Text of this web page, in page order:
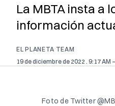
La MBTA insta a
información
EL PLANETA TEAM
19 de diciembre de 2022 . 9:17 AM
Foto de Twitter